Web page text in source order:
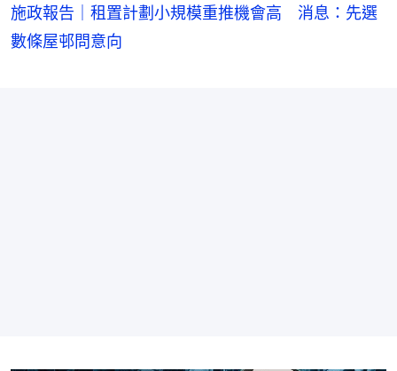
施政報告｜租置計劃小規模重推機會高 消息：先選
數條屋邨問意向